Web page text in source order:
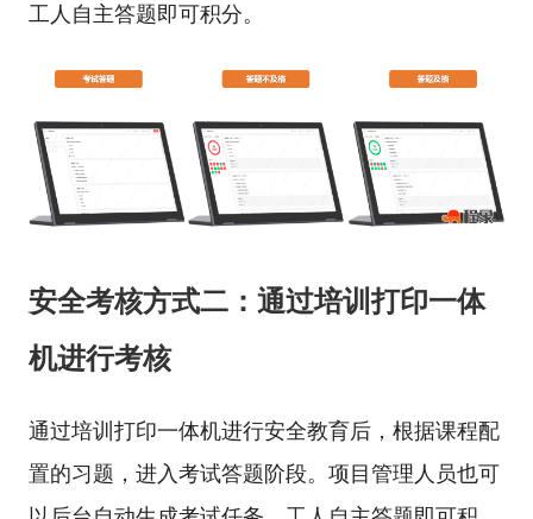
工人自主答题即可积分。
安全考核方式二：通过培训打印一体
机进行考核
通过培训打印一体机进行安全教育后，根据课程配
置的习题，进入考试答题阶段。项目管理人员也可